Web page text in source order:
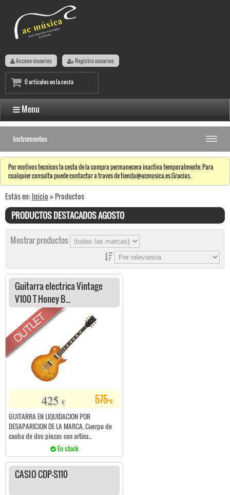
Acceso usuarios Registro usuarios
0 artículos en la cesta
Menu
Instrumentos
Por motivos tecnicos la cesta de la compra permanecera inactiva temporalmente. Para
cualquier consulta puede contactar a traves de tienda@acmusica.es.Gracias.
Estás en:Inicio» Productos
PRODUCTOS DESTACADOS AGOSTO
Mostrar productos
Guitarra electrica Vintage
V100 T Honey B...
575€
425 €
GUITARRA EN LIQUIDACION POR
DESAPARICION DE LA MARCA. Cuerpo de
caoba de dos piezas con articu...
En stock
CASIO CDP-S110